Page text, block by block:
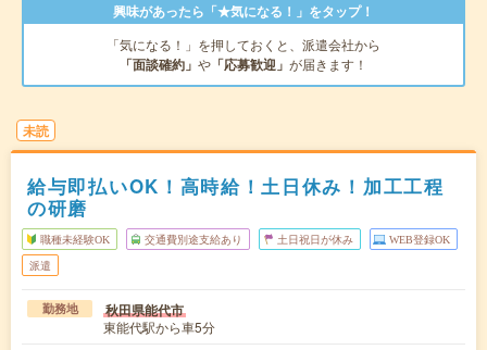
興味があったら「★気になる！」をタップ！
「気になる！」を押しておくと、派遣会社から
「面談確約」 や 「応募歓迎」 が届きます！
未読
給与即払いOK！高時給！土日休み！加工工程
の研磨
職種未経験OK 交通費別途支給あり 土日祝日が休み WEB登録OK
派遣
勤務地 秋田県能代市
東能代駅から車5分